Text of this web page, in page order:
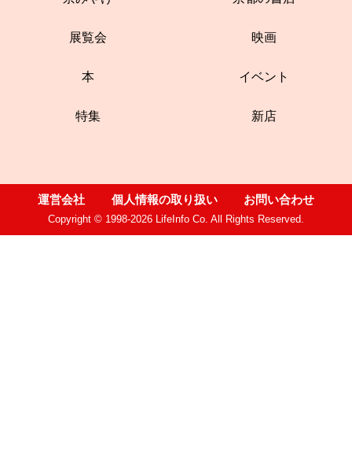
展覧会 映画
本 イベント
特集 新店
運営会社 個人情報の取り扱い お問い合わせ
Copyright © 1998-2026 LifeInfo Co. All Rights Reserved.